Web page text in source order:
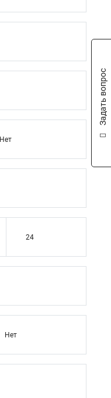
Нет
24
Нет
Задать вопрос